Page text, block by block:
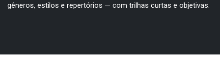
gêneros, estilos e repertórios — com trilhas curtas e objetivas.